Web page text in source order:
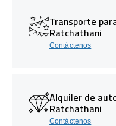
Transporte
Ratchathani
Contáctenos
Alquiler de
Ratchathani
Contáctenos